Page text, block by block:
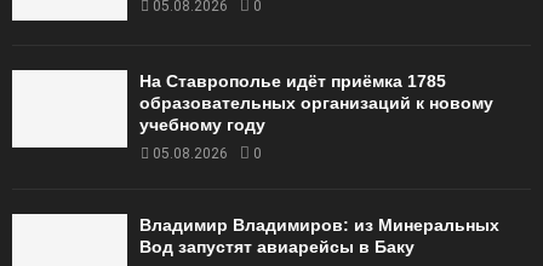
05.08.2026 0
На Ставрополье идёт приёмка 1785
образовательных организаций к новому
учебному году
05.08.2026 0
Владимир Владимиров: из Минеральных
Вод запустят авиарейсы в Баку